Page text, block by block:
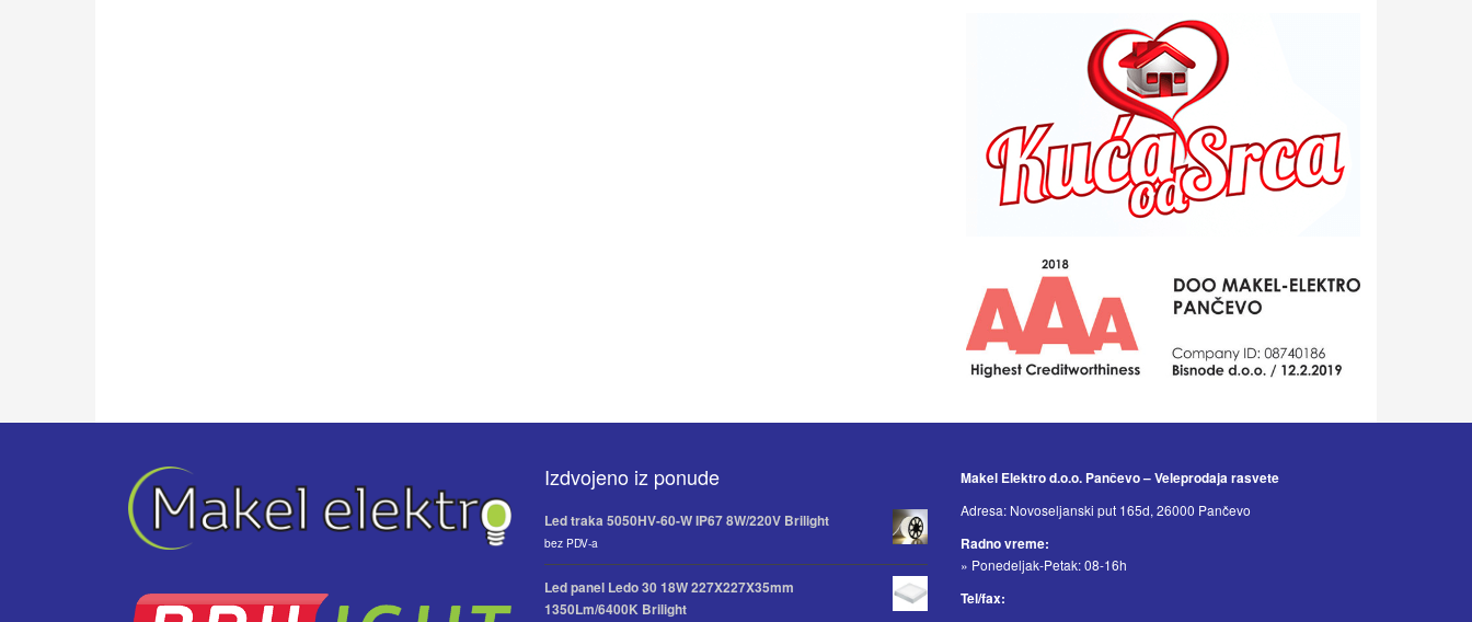
Izdvojeno iz ponude
Led traka 5050HV-60-W IP67 8W/220V Brilight
bez PDV-a
Led panel Ledo 30 18W 227X227X35mm
1350Lm/6400K Brilight
Makel Elektro d.o.o. Pančevo – Veleprodaja rasvete
Adresa: Novoseljanski put 165d, 26000 Pančevo
Radno vreme:
» Ponedeljak-Petak: 08-16h
Tel/fax: